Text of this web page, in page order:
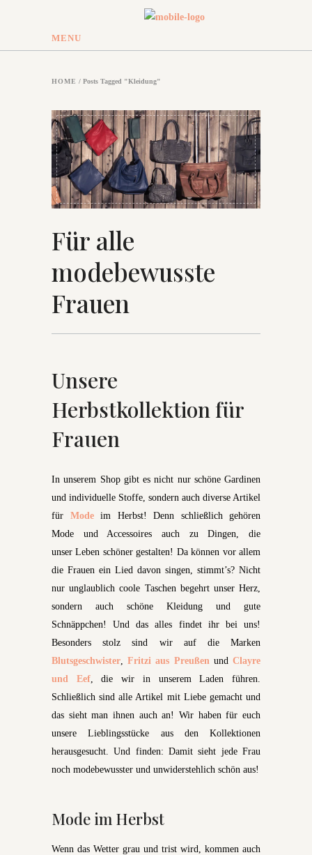
MENU
HOME / Posts Tagged "Kleidung"
Für alle
modebewusste
Frauen
Unsere
Herbstkollektion für
Frauen
In unserem Shop gibt es nicht nur schöne Gardinen
und individuelle Stoffe, sondern auch diverse Artikel
für Modeim Herbst! Denn schließlich gehören
Mode und Accessoires auch zu Dingen, die
unser Leben schöner gestalten! Da können vor allem
die Frauen ein Lied davon singen, stimmt’s? Nicht
nur unglaublich coole Taschen begehrt unser Herz,
sondern auch schöne Kleidung und gute
Schnäppchen! Und das alles findet ihr bei uns!
Besonders stolz sind wir auf die Marken
Blutsgeschwister ,Fritzi aus Preußen undClayre
und Eef, die wir in unserem Laden führen.
Schließlich sind alle Artikel mit Liebe gemacht und
das sieht man ihnen auch an! Wir haben für euch
unsere Lieblingsstücke aus den Kollektionen
herausgesucht. Und finden: Damit sieht jede Frau
noch modebewusster und unwiderstehlich schön aus!
Mode im Herbst
Wenn das Wetter grau und trist wird, kommen auch